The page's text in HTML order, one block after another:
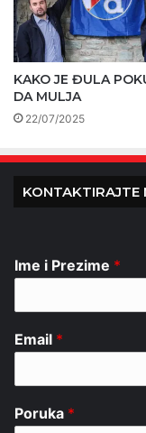
KAKO JE ĐULA
DA MULJA
22/07/2025
KONTAKTIRAJTE
Ime i Prezime *
Email *
Poruka *